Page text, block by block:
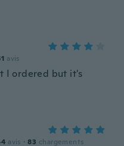
avis
I ordered but it's
avis · 83 chargements